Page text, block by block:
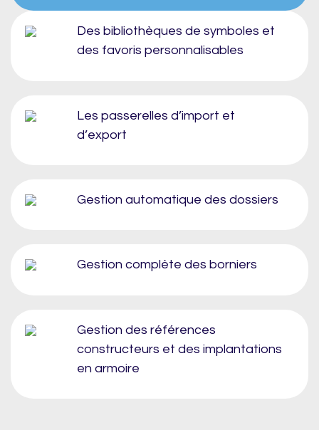
Des bibliothèques de symboles et
des favoris personnalisables
Les passerelles d’import et
d’export
Gestion automatique des dossiers
Gestion complète des borniers
Gestion des références
constructeurs et des implantations
en armoire